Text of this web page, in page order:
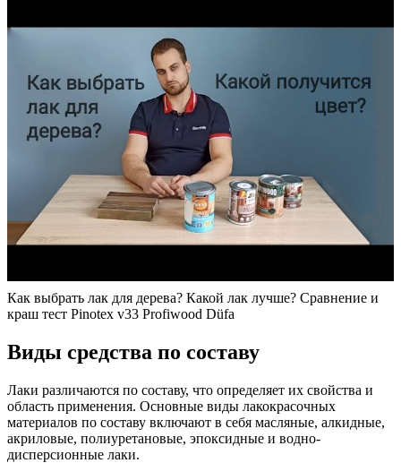
Как выбрать лак для дерева? Какой лак лучше? Сравнение и
краш тест Pinotex v33 Profiwood Düfa
Виды средства по составу
Лаки различаются по составу, что определяет их свойства и
область применения. Основные виды лакокрасочных
материалов по составу включают в себя масляные, алкидные,
акриловые, полиуретановые, эпоксидные и водно-
дисперсионные лаки.